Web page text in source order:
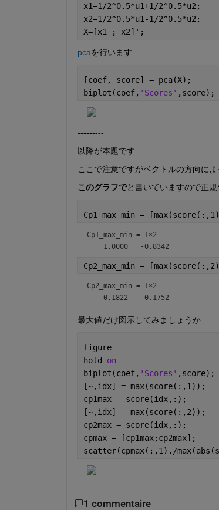
x1=1/2^0.5*u1+1/2^0.5*u2;
x2=1/2^0.5*u1-1/2^0.5*u2;
X=[x1 ; x2]';
pcaを行います
[coef, score] = pca(X);
biplot(coef, 'Scores' ,score);
---------
以降が本題です
ここで注意ですがベクトルの方向に
このグラフでと書いていますので正
Cp1_max_min =
Cp1_max_min = 1×2
Cp2_max_min =
Cp2_max_min = 1×2
最大値だけ図示してみましょうか
figure
hold on
biplot(coef, 'Scores' ,score);
[~,idx] = max(score(:,1));
cp1max = score(idx,:);
[~,idx] = max(score(:,2));
cp2max = score(idx,:);
cpmax = [cp1max;cp2max];
scatter(cpmax(:,1)./
1 commentaire